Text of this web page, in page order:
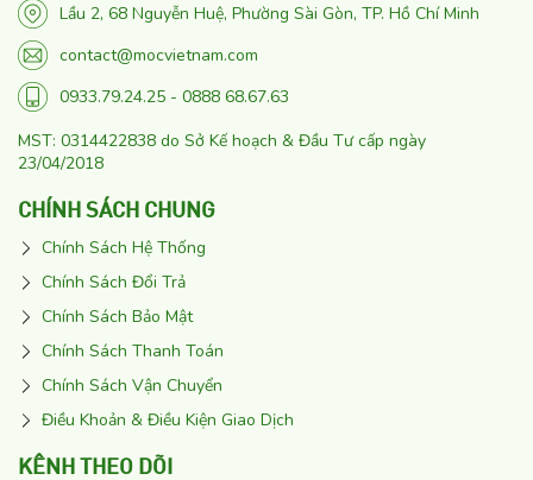
Lầu 2, 68 Nguyễn Huệ, Phường Sài Gòn, TP. Hồ Chí Minh
contact@mocvietnam.com
0933.79.24.25 - 0888 68.67.63
MST: 0314422838 do Sở Kế hoạch & Đầu Tư cấp ngày
23/04/2018
CHÍNH SÁCH CHUNG
Chính Sách Hệ Thống
Chính Sách Đổi Trả
Chính Sách Bảo Mật
Chính Sách Thanh Toán
Chính Sách Vận Chuyển
Điều Khoản & Điều Kiện Giao Dịch
KÊNH THEO DÕI